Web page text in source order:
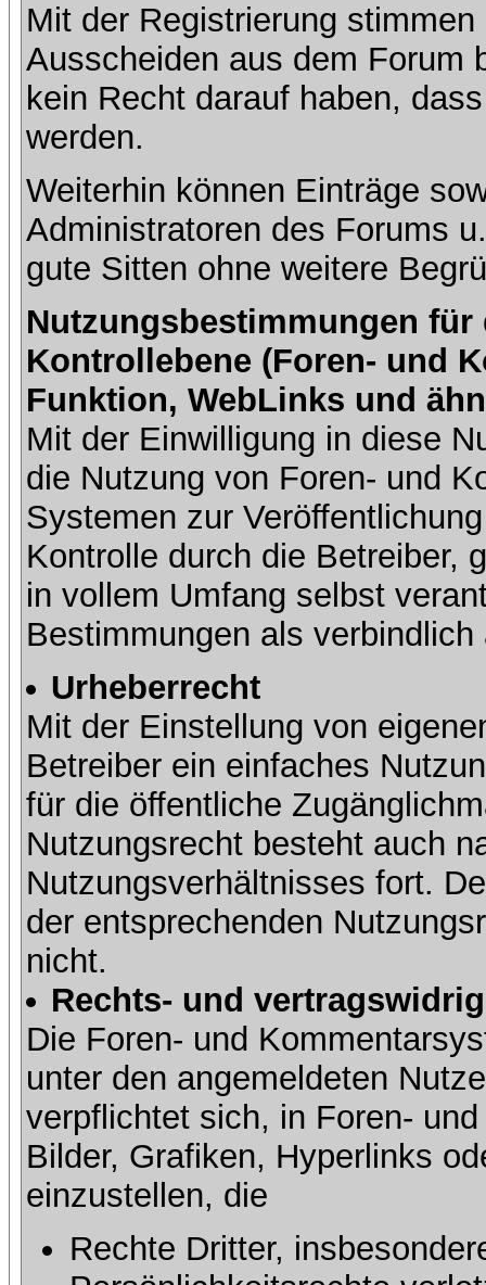
Mit der Registrierung
Ausscheiden aus dem Forum
kein Recht darauf haben,
werden.
Weiterhin können Einträge
Administratoren des Forums
gute Sitten ohne weitere
Nutzungsbestimmungen
Kontrollebene (Foren- und
Funktion, WebLinks und
Mit der Einwilligung in diese
die Nutzung von Foren- und
Systemen zur
Kontrolle durch die Betreiber,
in vollem Umfang selbst
Bestimmungen als verbindlich
Urheberrecht
Mit der Einstellung von
Betreiber ein einfaches
für die öffentliche
Nutzungsrecht besteht auch
Nutzungsverhältnisses fort.
der entsprechenden
nicht.
Rechts- und
Die Foren- und
unter den angemeldeten
verpflichtet sich, in Foren-
Bilder, Grafiken, Hyperlinks
einzustellen, die
Rechte Dritter,